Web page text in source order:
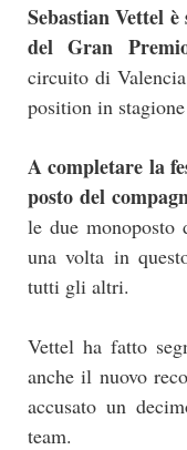
Sebastian Vettel
del Gran
circuito di
position in
A completare la
posto del
le due monoposto
una volta in
tutti gli altri.
Vettel ha fatto
anche il nuovo
accusato un
team.